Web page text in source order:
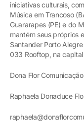
iniciativas culturais,
Música em Trancoso
Guararapes (PE) e do
mantém seus próprios
Santander Porto
033 Rooftop, na
Dona Flor Comunicação
Raphaela Donaduce